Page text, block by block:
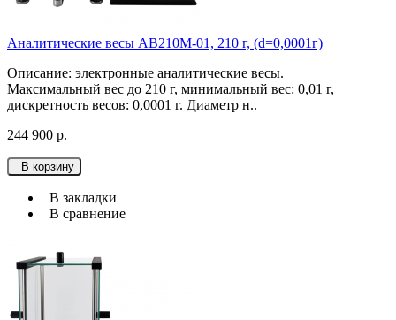
Аналитические весы АВ210М-01, 210 г, (d=0,0001г)
Описание: электронные аналитические весы.
Максимальный вес до 210 г, минимальный вес: 0,01 г,
дискретность весов: 0,0001 г. Диаметр н..
244 900 р.
В корзину
В закладки
В сравнение